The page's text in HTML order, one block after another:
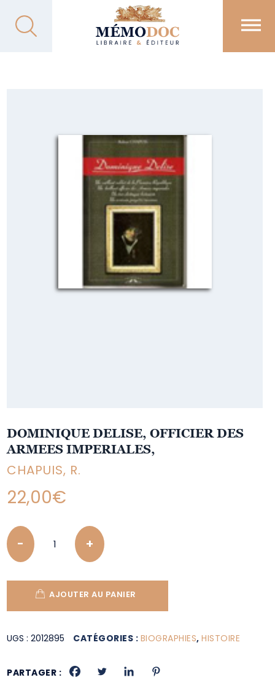
DOMINIQUE DELISE, OFFICIER DES
ARMEES IMPERIALES,
CHAPUIS, R.
22,00€
Quantity
AJOUTER AU PANIER
UGS :2012895 CATÉGORIES : BIOGRAPHIES,HISTOIRE
PARTAGER :